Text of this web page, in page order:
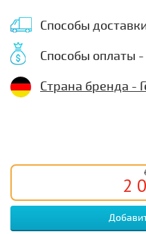
Способы
Способы оплаты -
Страна бренда -
2